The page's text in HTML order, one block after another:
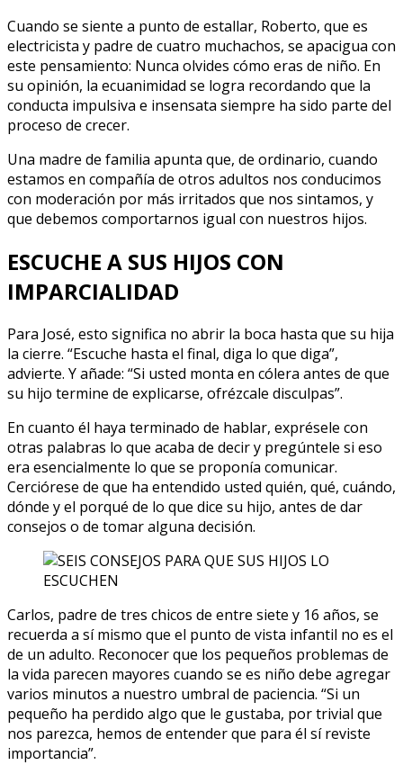
Cuando se siente a punto de estallar, Roberto, que es
electricista y padre de cuatro muchachos, se apacigua con
este pensamiento: Nunca olvides cómo eras de niño. En
su opinión, la ecuanimidad se logra recordando que la
conducta impulsiva e insensata siempre ha sido parte del
proceso de crecer.
Una madre de familia apunta que, de ordinario, cuando
estamos en compañía de otros adultos nos conducimos
con moderación por más irritados que nos sintamos, y
que debemos comportarnos igual con nuestros hijos.
ESCUCHE A SUS HIJOS CON
IMPARCIALIDAD
Para José, esto significa no abrir la boca hasta que su hija
la cierre. “Escuche hasta el final, diga lo que diga”,
advierte. Y añade: “Si usted monta en cólera antes de que
su hijo termine de explicarse, ofrézcale disculpas”.
En cuanto él haya terminado de hablar, exprésele con
otras palabras lo que acaba de decir y pregúntele si eso
era esencialmente lo que se proponía comunicar.
Cerciórese de que ha entendido usted quién, qué, cuándo,
dónde y el porqué de lo que dice su hijo, antes de dar
consejos o de tomar alguna decisión.
Carlos, padre de tres chicos de entre siete y 16 años, se
recuerda a sí mismo que el punto de vista infantil no es el
de un adulto. Reconocer que los pequeños problemas de
la vida parecen mayores cuando se es niño debe agregar
varios minutos a nuestro umbral de paciencia. “Si un
pequeño ha perdido algo que le gustaba, por trivial que
nos parezca, hemos de entender que para él sí reviste
importancia”.